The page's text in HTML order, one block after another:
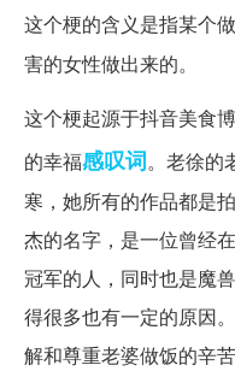
这个梗的含义是指某个
害的女性做出来的。
这个梗起源于抖音美食
的幸福感叹词。老徐的
寒，她所有的作品都是
杰的名字，是一位曾经
冠军的人，同时也是魔
得很多也有一定的原因
解和尊重老婆做饭的辛